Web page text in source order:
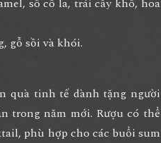
sô cô la, trái cây khô, hoa
gỗ sồi và khói.
quà tinh tế dành tặng người
trong năm mới. Rượu có thể
phù hợp cho các buổi sum